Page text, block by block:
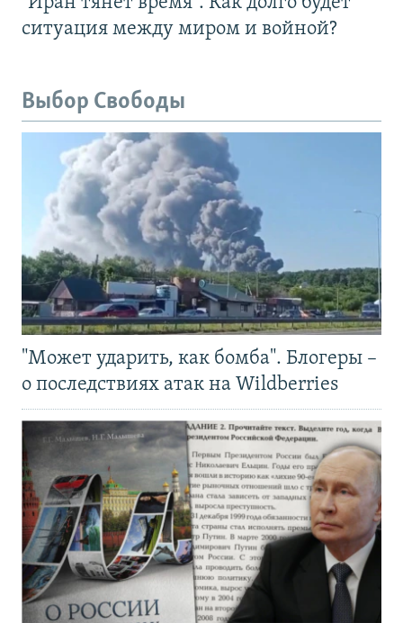
ситуация между миром и войной?
Выбор Свободы
"Может ударить, как бомба". Блогеры –
о последствиях атак на Wildberries